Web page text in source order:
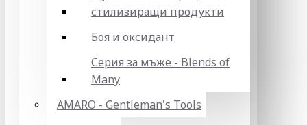
стилизиращи продукти
Боя и оксидант
Серия за мъже - Blends of
Many
AMARO - Gentleman's Tools